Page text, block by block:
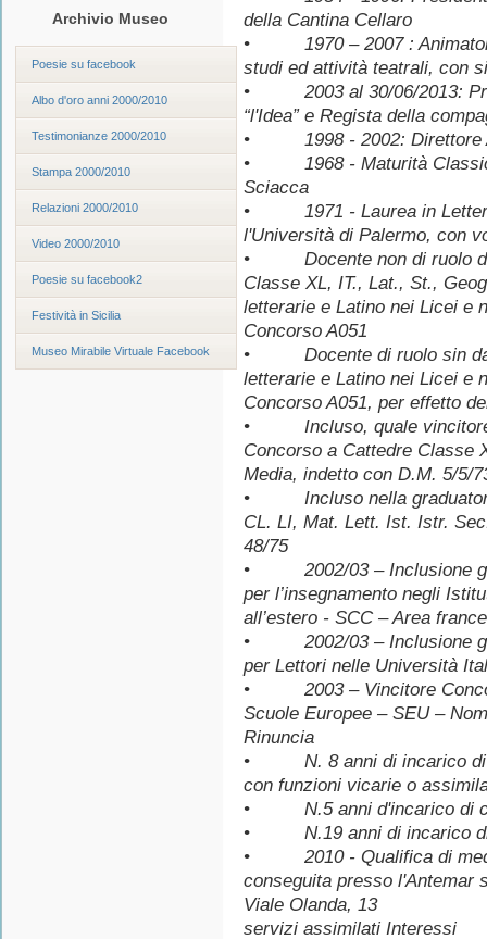
Archivio Museo
Poesie su facebook
Albo d'oro anni 2000/2010
Testimonianze 2000/2010
Stampa 2000/2010
Relazioni 2000/2010
Video 2000/2010
Poesie su facebook2
Festività in Sicilia
Museo Mirabile Virtuale Facebook
della Cantina Cellaro
• 1970 – 2007 : Animatore
studi ed attività teatrali, con
• 2003 al 30/06/2013:
“l'Idea” e Regista della
• 1998 - 2002: Direttore
• 1968 - Maturità Classica
Sciacca
• 1971 - Laurea in Lettere
l'Università di Palermo, con
• Docente non di ruolo dal
Classe XL, IT., Lat., St.,
letterarie e Latino nei Licei e
Concorso A051
• Docente di ruolo sin dal
letterarie e Latino nei Licei e
Concorso A051, per effetto
• Incluso, quale vincitore,
Concorso a Cattedre Classe
Media, indetto con D.M. 5/5/
• Incluso nella graduatoria
CL. LI, Mat. Lett. Ist. Istr.
48/75
• 2002/03 – Inclusione
per l’insegnamento negli
all’estero - SCC – Area
• 2002/03 – Inclusione
per Lettori nelle Università
• 2003 – Vincitore
Scuole Europee – SEU –
Rinuncia
• N. 8 anni di incarico di
con funzioni vicarie o
• N.5 anni d'incarico di
• N.19 anni di incarico di
• 2010 - Qualifica di
conseguita presso l'Antemar
Viale Olanda, 13
servizi assimilati Interessi